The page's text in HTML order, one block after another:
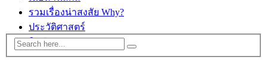
รวมเรื่องน่าสงสัย Why?
ประวัติศาสตร์
ติดต่อ